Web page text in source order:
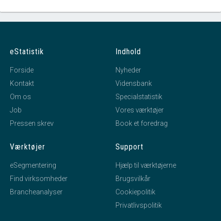
eStatistik
Forside
Kontakt
Om os
Job
Pressen skrev
Indhold
Nyheder
Vidensbank
Specialstatistik
Vores værktøjer
Book et foredrag
Værktøjer
eSegmentering
Find virksomheder
Brancheanalyser
Support
Hjælp til værktøjerne
Brugsvilkår
Cookiepolitik
Privatlivspolitik